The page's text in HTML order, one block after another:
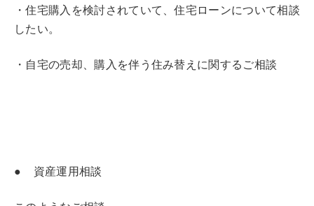
・住宅購入を検討されていて、住宅ローンについて相談
したい。
・自宅の売却、購入を伴う住み替えに関するご相談
● 資産運用相談